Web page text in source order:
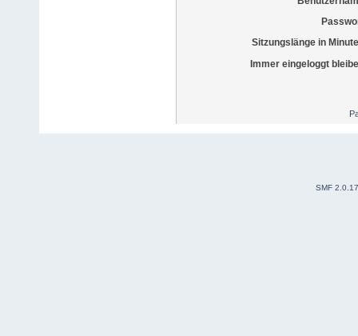
Sitzungslänge in
Immer eingeloggt
SMF 2.0.17